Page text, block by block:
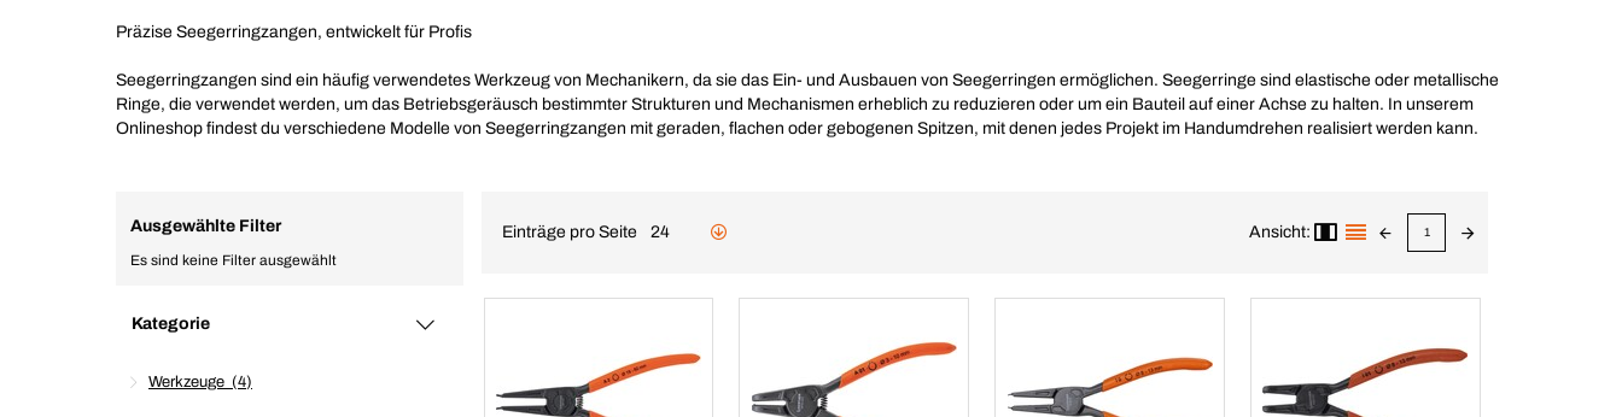
Präzise Seegerringzangen, entwickelt für Profis
Seegerringzangen sind ein häufig verwendetes Werkzeug von Mechanikern, da sie das Ein- und Ausbauen von Seegerringen ermöglichen. Seegerringe sind elastische oder metallische
Ringe, die verwendet werden, um das Betriebsgeräusch bestimmter Strukturen und Mechanismen erheblich zu reduzieren oder um ein Bauteil auf einer Achse zu halten. In unserem
Onlineshop findest du verschiedene Modelle von Seegerringzangen mit geraden, flachen oder gebogenen Spitzen, mit denen jedes Projekt im Handumdrehen realisiert werden kann.
Ausgewählte Filter
Es sind keine Filter ausgewählt
Kategorie
Werkzeuge 4
Einträge pro Seite 24 Ansicht: 1